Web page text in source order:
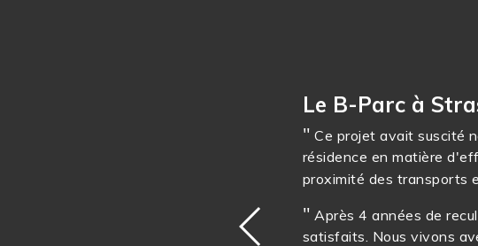
Le B-Parc à
Ce projet avait suscité
résidence en matière
proximité des transports
Après 4 années de
satisfaits. Nous vivons